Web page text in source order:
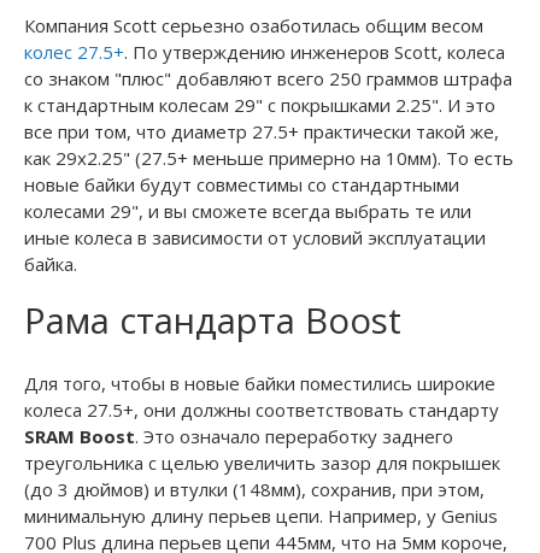
Компания Scott серьезно озаботилась общим весом
колес 27.5+. По утверждению инженеров Scott, колеса
со знаком "плюс" добавляют всего 250 граммов штрафа
к стандартным колесам 29" с покрышками 2.25". И это
все при том, что диаметр 27.5+ практически такой же,
как 29x2.25" (27.5+ меньше примерно на 10мм). То есть
новые байки будут совместимы со стандартными
колесами 29", и вы сможете всегда выбрать те или
иные колеса в зависимости от условий эксплуатации
байка.
Рама стандарта Boost
Для того, чтобы в новые байки поместились широкие
колеса 27.5+, они должны соответствовать стандарту
SRAM Boost. Это означало переработку заднего
треугольника с целью увеличить зазор для покрышек
(до 3 дюймов) и втулки (148мм), сохранив, при этом,
минимальную длину перьев цепи. Например, у Genius
700 Plus длина перьев цепи 445мм, что на 5мм короче,